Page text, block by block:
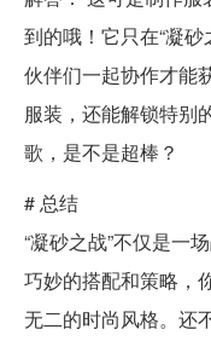
到的哦！它只在“凝
伙伴们一起协作才能
服装，还能解锁特别
歌，是不是超棒？
# 总结
“凝砂之战”不仅是一
巧妙的搭配和策略，
无二的时尚风格。还